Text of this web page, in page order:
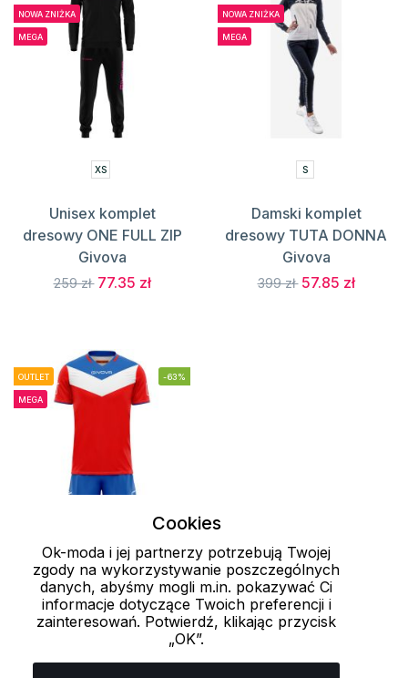
NOWA ZNIŻKA
MEGA
XS
Unisex komplet
dresowy ONE FULL ZIP
Givova
259 zł 77.35 zł
NOWA ZNIŻKA
MEGA
S
Damski komplet
dresowy TUTA DONNA
Givova
399 zł 57.85 zł
OUTLET
MEGA
-63%
XXXXS
Unisex komplet
sportowy KIT CAMPO
51.35 zł
Cookies
Ok-moda i jej partnerzy potrzebują Twojej
zgody na wykorzystywanie poszczególnych
danych, abyśmy mogli m.in. pokazywać Ci
informacje dotyczące Twoich preferencji i
zainteresowań. Potwierdź, klikając przycisk
„OK”.